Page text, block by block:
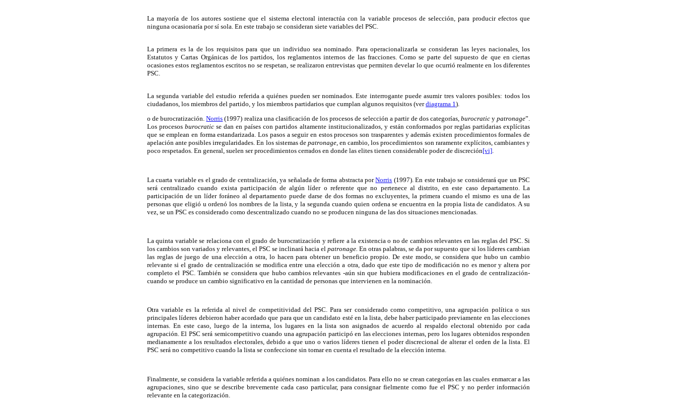
La mayoría de los autores sostiene que el sistema electoral interactúa con la variable procesos de selección, para producir efectos que
ninguna ocasionaría por sí sola. En este trabajo se consideran siete variables del PSC.
La primera es la de los requisitos para que un individuo sea nominado. Para operacionalizarla se consideran las leyes nacionales, los
Estatutos y Cartas Orgánicas de los partidos, los reglamentos internos de las fracciones. Como se parte del supuesto de que en ciertas
ocasiones estos reglamentos escritos no se respetan, se realizaron entrevistas que permiten develar lo que ocurrió realmente en los diferentes
PSC.
La segunda variable del estudio referida a quiénes pueden ser nominados. Este interrogante puede asumir tres valores posibles: todos los
ciudadanos, los miembros del partido, y los miembros partidarios que cumplan algunos requisitos (verdiagrama 1).
o de burocratización.Norris (1997) realiza una clasificación de los procesos de selección a partir de dos categorías, burocraticypatronage”.
Los procesosburocratic se dan en países con partidos altamente institucionalizados, y están conformados por reglas partidarias explícitas
que se emplean en forma estandarizada. Los pasos a seguir en estos procesos son trasparentes y además existen procedimientos formales de
apelación ante posibles irregularidades. En los sistemas de patronage, en cambio, los procedimientos son raramente explícitos, cambiantes y
poco respetados. En general, suelen ser procedimientos cerrados en donde las elites tienen considerable poder de discreción[vi].
La cuarta variable es el grado de centralización, ya señalada de forma abstracta porNorris (1997). En este trabajo se considerará que un PSC
será centralizado cuando exista participación de algún líder o referente que no pertenece al distrito, en este caso departamento. La
participación de un líder foráneo al departamento puede darse de dos formas no excluyentes, la primera cuando el mismo es una de las
personas que eligió u ordenó los nombres de la lista, y la segunda cuando quien ordena se encuentra en la propia lista de candidatos. A su
vez, se un PSC es considerado como descentralizado cuando no se producen ninguna de las dos situaciones mencionadas.
La quinta variable se relaciona con el grado de burocratización y refiere a la existencia o no de cambios relevantes en las reglas del PSC. Si
los cambios son variados y relevantes, el PSC se inclinará hacia el patronage. En otras palabras, se da por supuesto que si los líderes cambian
las reglas de juego de una elección a otra, lo hacen para obtener un beneficio propio. De este modo, se considera que hubo un cambio
relevante si el grado de centralización se modifica entre una elección a otra, dado que este tipo de modificación no es menor y altera por
completo el PSC. También se considera que hubo cambios relevantes -aún sin que hubiera modificaciones en el grado de centralización-
cuando se produce un cambio significativo en la cantidad de personas que intervienen en la nominación.
Otra variable es la referida al nivel de competitividad del PSC. Para ser considerado como competitivo, una agrupación política o sus
principales líderes debieron haber acordado que para que un candidato esté en la lista, debe haber participado previamente en las elecciones
internas. En este caso, luego de la interna, los lugares en la lista son asignados de acuerdo al respaldo electoral obtenido por cada
agrupación. El PSC será semicompetitivo cuando una agrupación participó en las elecciones internas, pero los lugares obtenidos responden
medianamente a los resultados electorales, debido a que uno o varios líderes tienen el poder discrecional de alterar el orden de la lista. El
PSC será no competitivo cuando la lista se confeccione sin tomar en cuenta el resultado de la elección interna.
Finalmente, se considera la variable referida a quiénes nominan a los candidatos. Para ello no se crean categorías en las cuales enmarcar a las
agrupaciones, sino que se describe brevemente cada caso particular, para consignar fielmente como fue el PSC y no perder información
relevante en la categorización.